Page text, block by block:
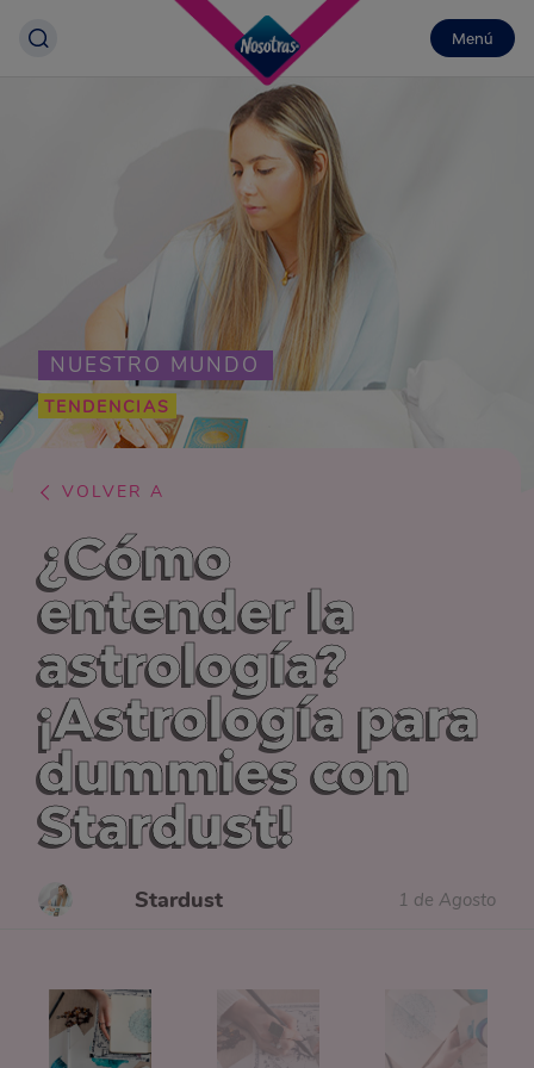
Menú
NUESTRO MUNDO
TENDENCIAS
VOLVER A
¿Cómo
entender la
astrología?
¡Astrología para
dummies con
Stardust!
Stardust 1 de Agosto